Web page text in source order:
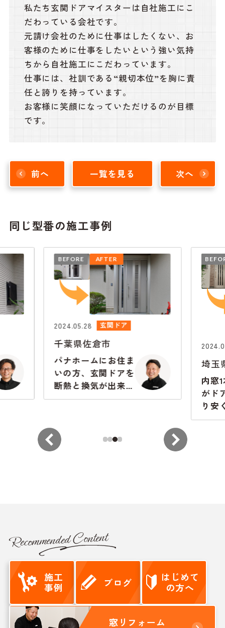
私たち玄関ドアマイスターは自社施工にこ
だわっている会社です。
元請け会社のために仕事はしたくない、お
客様のために仕事をしたいという強い気持
ちから自社施工にこだわっています。
仕事には、社訓である“親切本位”を胸に責
任と誇りを持っています。
お客様に笑顔になっていただけるのが目標
です。
前へ 一覧を見る 次へ
同じ型番の施工事例
BEFORE AFTER
2024.05.28 玄関ドア
千葉県佐倉市
パナホームにお住ま
いの方、玄関ドアを
断熱と換気が出来る
ドアにしません
埼玉
内窓
がド
り安
りま
Recommended Content
施工
事例
ブログ
はじめて
の方へ
窓リフォーム